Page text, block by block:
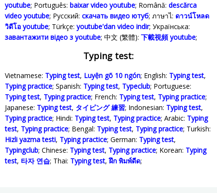
youtube; Português: baixar video youtube; Română: descărca
video youtube; Русский: скачать видео ютуб; ภาษาไ: ดาวน์โหลด
วิดีโอ youtube; Türkçe‬: youtube'dan video indir; Українська‬:
завантажити відео з youtube; 中文 (繁體): 下載視頻 youtube;
Typing test:
Vietnamese: Typing test, Luyện gõ 10 ngón; English: Typing test,
Typing practice; Spanish: Typing test, Typeclub; Portuguese:
Typing test, Typing practice; French: Typing test, Typing practice;
Japanese: Typing test, タイピング 練習; Indonesian: Typing test,
Typing practice; Hindi: Typing test, Typing practice; Arabic: Typing
test, Typing practice; Bengal: Typing test, Typing practice; Turkish:
Hizli yazma testi, Typing practice; German: Typing test,
Typingclub; Chinese: Typing test, Typing practice; Korean: Typing
test, 타자 연습; Thai: Typing test,ฝึก พิมพ์ดีด;